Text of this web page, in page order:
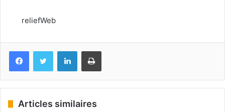
reliefWeb
FacebookTwitter LinkedinImprimer
Articles similaires